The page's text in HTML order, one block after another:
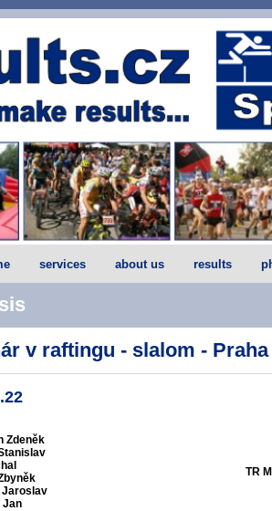
services about us results
v raftingu - slalom - Praha
Zdeněk
Jan
TR